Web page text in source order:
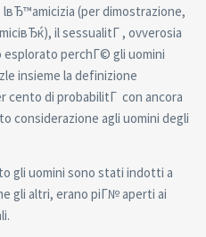
(per dimostrazione,
il sessualitГ , ovverosia
perchГ© gli uomini
insieme la definizione
cento di probabilitГ con ancora
considerazione agli uomini degli
gli uomini sono stati indotti a
gli altri, erano piГ№ aperti ai